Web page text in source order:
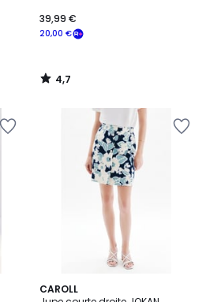
20,00 €
39,99 €
4,7
/
CAROLL